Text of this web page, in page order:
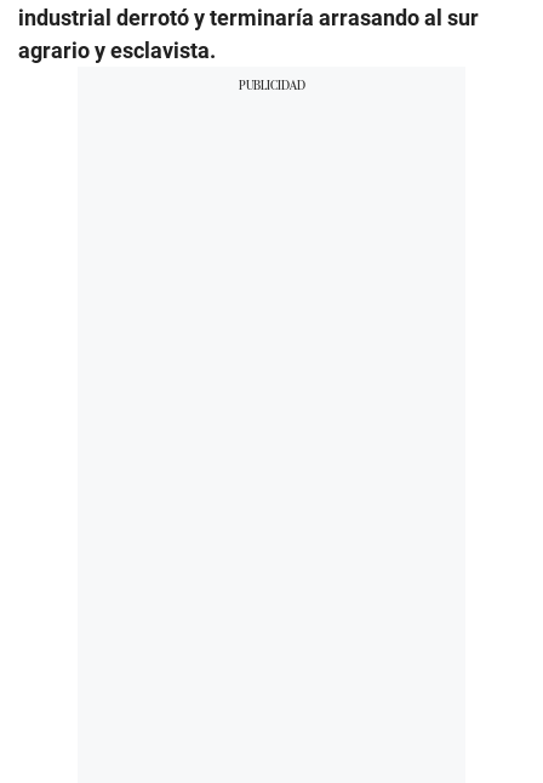
industrial derrotó y terminaría arrasando al sur
agrario y esclavista.